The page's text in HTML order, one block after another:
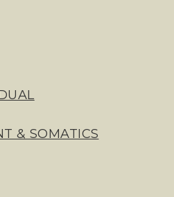
& SOMATICS